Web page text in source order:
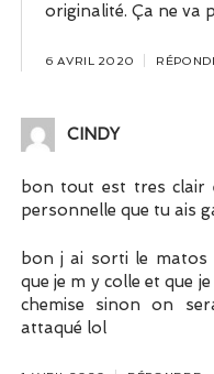
originalité. Ça ne va
6 AVRIL 2020
CINDY
bon tout est tres clair
personnelle que tu ais
bon j ai sorti le matos
que je m y colle et que
chemise sinon on
attaqué lol